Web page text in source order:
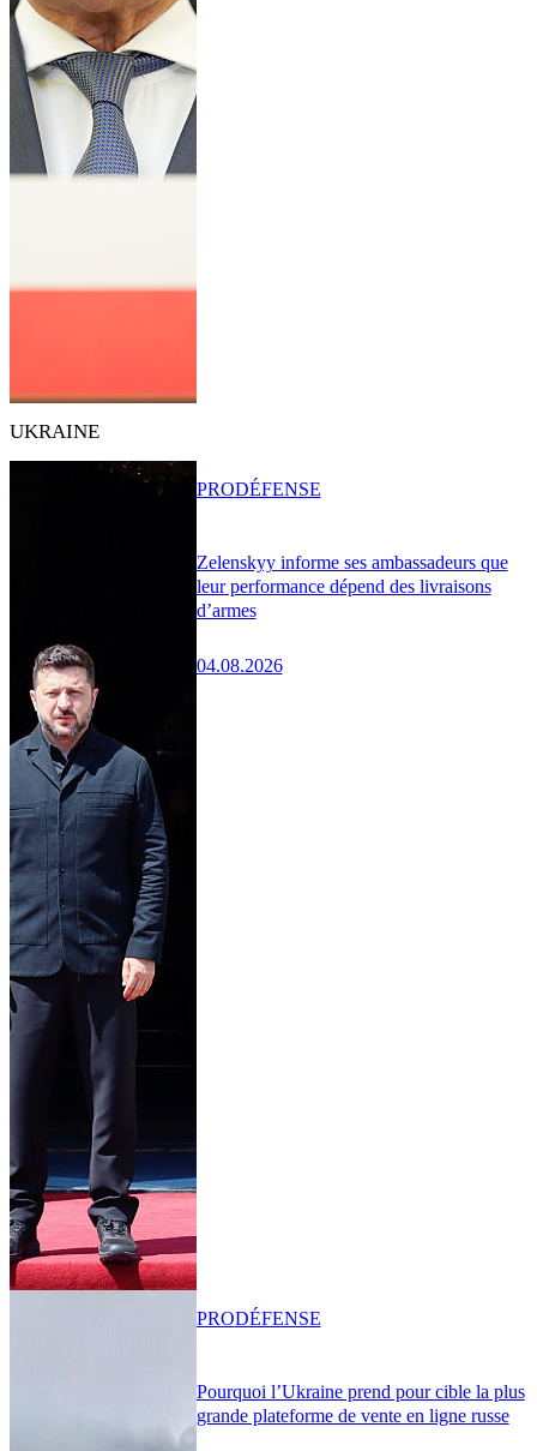
UKRAINE
Zelenskyy informe ses ambassadeurs que
leur performance dépend des livraisons
d’armes
04.08.2026
PRODÉFENSE
Pourquoi l’Ukraine prend pour cible la plus
grande plateforme de vente en ligne russe
PRODÉFENSE